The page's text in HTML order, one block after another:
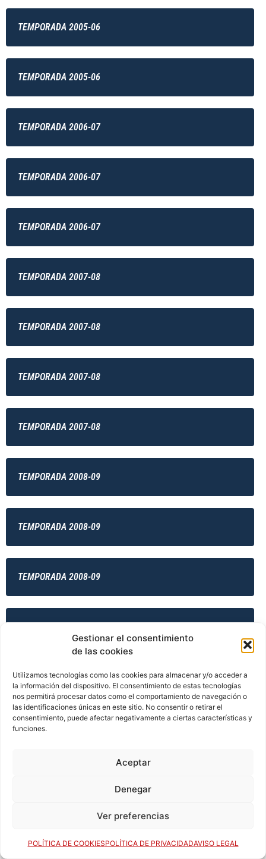
Gestionar el consentimiento
de las cookies
Utilizamos tecnologías como las cookies para almacenar y/o acceder a
la información del dispositivo. El consentimiento de estas tecnologías
nos permitirá procesar datos como el comportamiento de navegación o
las identificaciones únicas en este sitio. No consentir o retirar el
consentimiento, puede afectar negativamente a ciertas características y
funciones.
Aceptar
Denegar
Ver preferencias
POLÍTICA DE COOKIESPOLÍTICA DE PRIVACIDADAVISO LEGAL
TEMPORADA 2005-06
TEMPORADA 2005-06
TEMPORADA 2006-07
TEMPORADA 2006-07
TEMPORADA 2006-07
TEMPORADA 2007-08
TEMPORADA 2007-08
TEMPORADA 2007-08
TEMPORADA 2007-08
TEMPORADA 2008-09
TEMPORADA 2008-09
TEMPORADA 2008-09
TEMPORADA 2009-10
TEMPORADA 2009-10